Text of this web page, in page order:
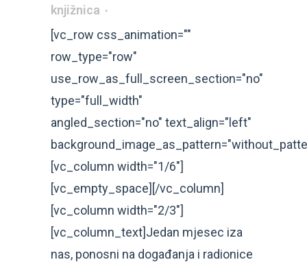
knjižnica
[vc_row css_animation=""
row_type="row"
use_row_as_full_screen_section="no"
type="full_width"
angled_section="no" text_align="left"
[vc_column width="1/6"]
[vc_empty_space][/vc_column]
[vc_column width="2/3"]
[vc_column_text]Jedan mjesec iza
nas, ponosni na događanja i radionice